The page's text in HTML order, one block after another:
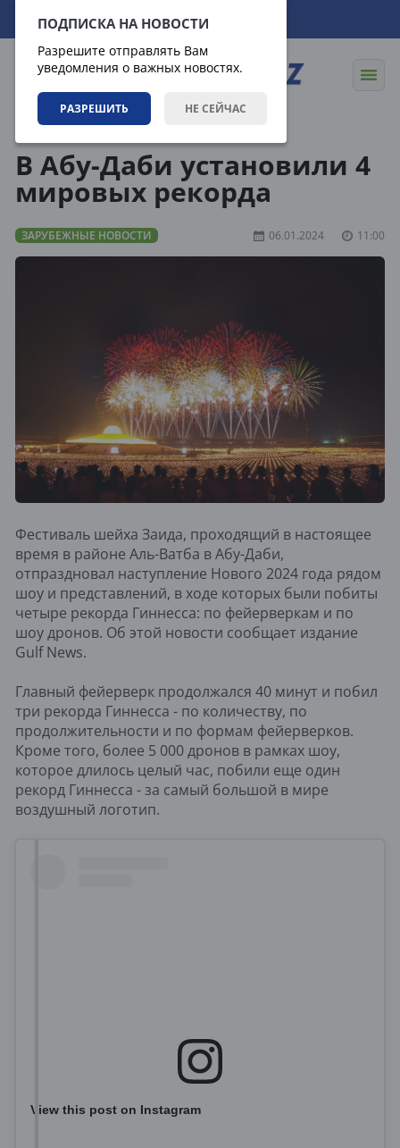
ПОДПИСКА НА НОВОСТИ
Разрешите отправлять Вам
уведомления о важных новостях.
РАЗРЕШИТЬ НЕ СЕЙЧАС
07.08.2026 21:21:31
В Абу-Даби установили 4
мировых рекорда
ЗАРУБЕЖНЫЕ НОВОСТИ 06.01.2024 11:00
Фестиваль шейха Заида, проходящий в настоящее
время в районе Аль-Ватба в Абу-Даби,
отпраздновал наступление Нового 2024 года рядом
шоу и представлений, в ходе которых были побиты
четыре рекорда Гиннесса: по фейерверкам и по
шоу дронов. Об этой новости сообщает издание
Gulf News.
Главный фейерверк продолжался 40 минут и побил
три рекорда Гиннесса - по количеству, по
продолжительности и по формам фейерверков.
Кроме того, более 5 000 дронов в рамках шоу,
которое длилось целый час, побили еще один
рекорд Гиннесса - за самый большой в мире
воздушный логотип.
View this post on Instagram